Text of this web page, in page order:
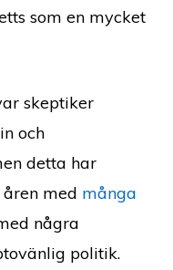
som en mycket
skeptiker
och
detta har
med många
några
politik.